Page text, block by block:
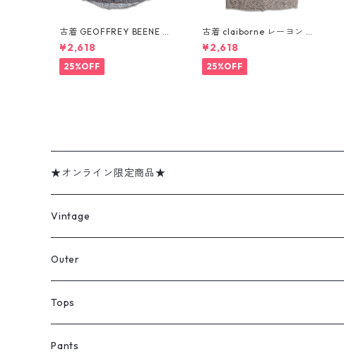
古着 GEOFFREY BEENE 総
柄 ペイズリー柄 レーヨン 半
袖シャツ 表記：L gd4103
87n w60805
¥2,618
25%OFF
古着 claiborne レーヨン 総
柄 半袖シャツ ボックスシャ
ツ 表記：L gd410386n w
60805
¥2,618
25%OFF
★オンライン限定商品★
ミリタリーデッドストック
アウター
デニムジャケット
ミリタリージャケット
トップス
半袖シャツ
パンツ
Vintage
Jacket
Tee
Sweat Shirts
Outer
コート
デニムジャケット
Tops
Tシャツ
Pants